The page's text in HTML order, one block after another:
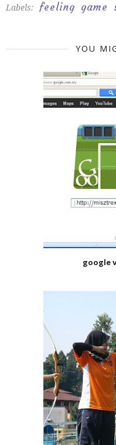
Labels: feeling game
YOU
google